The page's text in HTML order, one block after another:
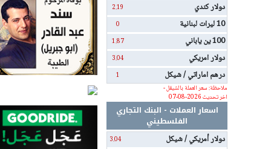
دولار كندي 2.19
10 ليرات لبنانية 0
100 ين ياباني 1.87
دولار امريكي 3.04
درهم اماراتي / شيكل
1
ملاحظة: سعر العملة بالشيقل -
اخر تحديث 2026-08-07
اسعار العملات - البنك التجاري
الفلسطيني
دولار أمريكي / شيكل
3.04